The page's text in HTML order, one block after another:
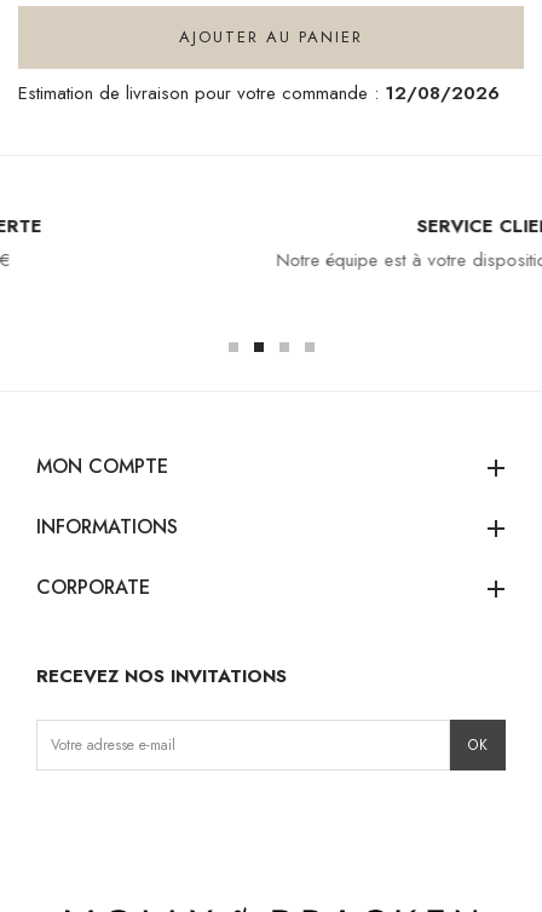
AJOUTER AU PANIER
Estimation de livraison pour votre commande : 12/08/2026
Notre équipe est à votre disposition : 04 94 94 97 80
MON COMPTE add
INFORMATIONS add
CORPORATE add
RECEVEZ NOS INVITATIONS